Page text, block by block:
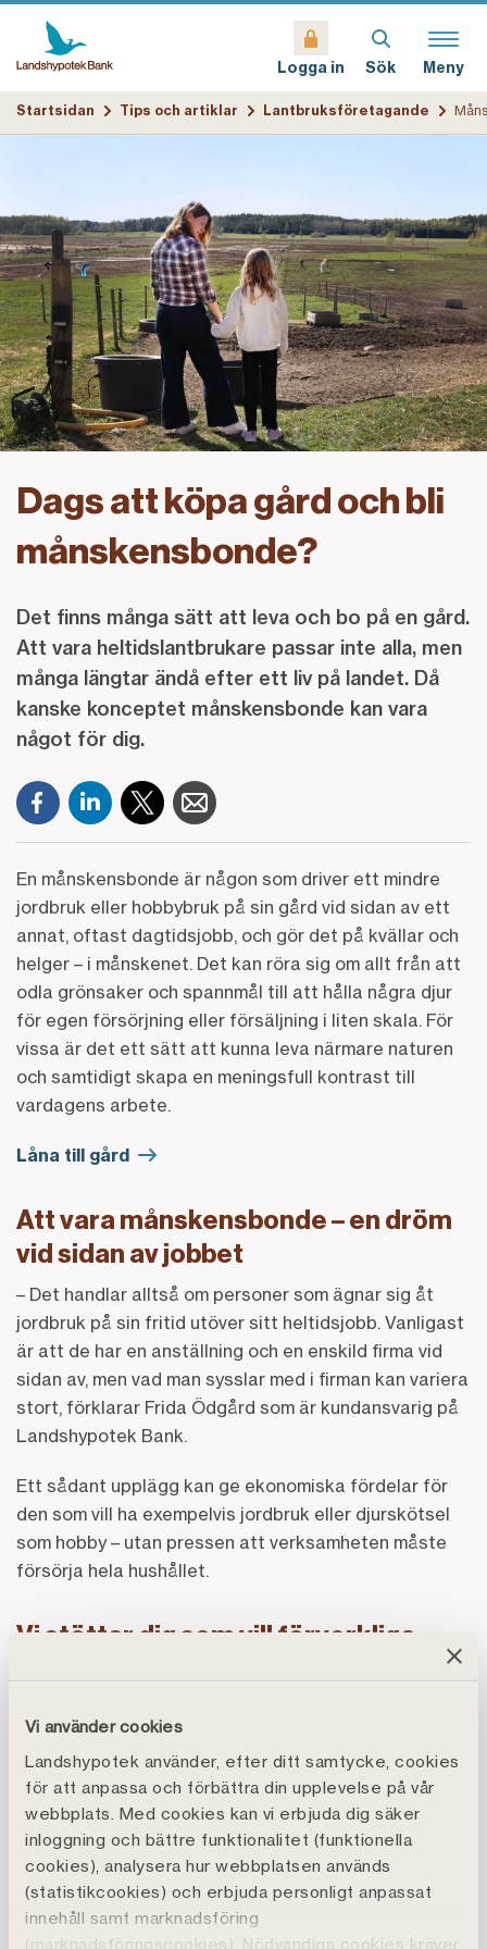
Vi använder cookies
Landshypotek använder, efter ditt samtycke, cookies
för att anpassa och förbättra din upplevelse på vår
webbplats. Med cookies kan vi erbjuda dig säker
inloggning och bättre funktionalitet (funktionella
cookies), analysera hur webbplatsen används
(statistikcookies) och erbjuda personligt anpassat
innehåll samt marknadsföring
(marknadsföringscookies). Nödvändiga cookies kräver
Logga in Sök Meny
Startsidan Tips och artiklar Lantbruksföretagande
Dags att köpa gård och bli
månskensbonde?
Det finns många sätt att leva och bo på en gård.
Att vara heltidslantbrukare passar inte alla, men
många längtar ändå efter ett liv på landet. Då
kanske konceptet månskensbonde kan vara
något för dig.
En månskensbonde är någon som driver ett mindre
jordbruk eller hobbybruk på sin gård vid sidan av ett
annat, oftast dagtidsjobb, och gör det på kvällar och
helger – i månskenet. Det kan röra sig om allt från att
odla grönsaker och spannmål till att hålla några djur
för egen försörjning eller försäljning i liten skala. För
vissa är det ett sätt att kunna leva närmare naturen
och samtidigt skapa en meningsfull kontrast till
vardagens arbete.
Låna till gård
Att vara månskensbonde – en dröm
vid sidan av jobbet
– Det handlar alltså om personer som ägnar sig åt
jordbruk på sin fritid utöver sitt heltidsjobb. Vanligast
är att de har en anställning och en enskild firma vid
sidan av, men vad man sysslar med i firman kan variera
stort, förklarar Frida Ödgård som är kundansvarig på
Landshypotek Bank.
Ett sådant upplägg kan ge ekonomiska fördelar för
den som vill ha exempelvis jordbruk eller djurskötsel
som hobby – utan pressen att verksamheten måste
försörja hela hushållet.
Vi stöttar dig som vill förverkliga
stora produktionslantbruk och de som satsar på
mindre gårdar. På avdelningen för landsbygdsboende
har vi ett särskilt fokus på just de mindre gårdarna
och stöttar dem som vill förverkliga drömmen om ett
liv på landet. Har man en liten gård eller ett hus på
landsbygden kan vi vara ett bollplank i allt från frågor
om gårdslån till hur ett deltidslantbruk kan fungera i
praktiken, säger Frida och fortsätter: